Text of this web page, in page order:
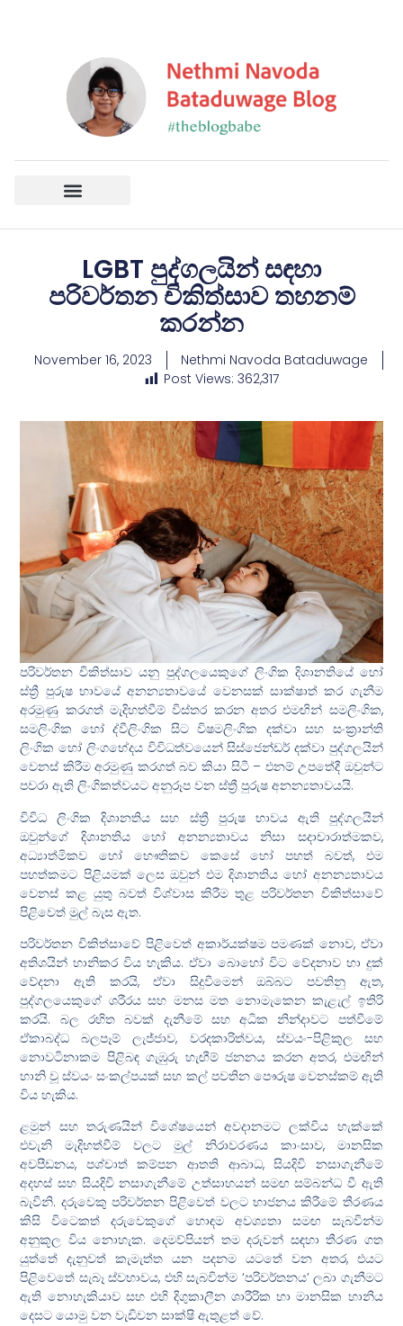
LGBT පුද්ගලයින් සඳහා
පරිවර්තන චිකිත්සාව තහනම්
කරන්න
November 16, 2023
Nethmi Navoda Bataduwage
Post Views: 362,317
පරිවර්තන චිකිත්සාව යනු පුද්ගලයෙකුගේ ලිංගික දිශානතියේ හෝ
ස්ත්‍රී පුරුෂ භාවයේ අනන්‍යතාවයේ වෙනසක් සාක්ෂාත් කර ගැනීම
අරමුණු කරගත් මැදිහත්වීම් විස්තර කරන අතර එමඟින් සමලිංගික,
සමලිංගික හෝ ද්වීලිංගික සිට විෂමලිංගික දක්වා සහ සංක්‍රාන්ති
ලිංගික හෝ ලිංගභේදය විවිධත්වයෙන් සිස්ජෙන්ඩර් දක්වා පුද්ගලයින්
වෙනස් කිරීම අරමුණු කරගත් බව කියා සිටී – එනම් උපතේදී ඔවුන්ට
පවරා ඇති ලිංගිකත්වයට අනුරූප වන ස්ත්‍රී පුරුෂ අනන්‍යතාවයයි.
විවිධ ලිංගික දිශානතිය සහ ස්ත්‍රී පුරුෂ භාවය ඇති පුද්ගලයින්
ඔවුන්ගේ දිශානතිය හෝ අනන්‍යතාවය නිසා සදාචාරාත්මකව,
අධ්‍යාත්මිකව හෝ භෞතිකව කෙසේ හෝ පහත් බවත්, එම
පහත්කමට පිළියමක් ලෙස ඔවුන් එම දිශානතිය හෝ අනන්‍යතාවය
වෙනස් කළ යුතු බවත් විශ්වාස කිරීම තුළ පරිවර්තන චිකිත්සාවේ
පිළිවෙත් මුල් බැස ඇත.
පරිවර්තන චිකිත්සාවේ පිළිවෙත් අකාර්යක්ෂම පමණක් නොව, ඒවා
අතිශයින් හානිකර විය හැකිය. ඒවා බොහෝ විට වේදනාව හා දුක්
වේදනා ඇති කරයි, ඒවා සිදුවීමෙන් ඔබ්බට පවතිනු ඇත,
පුද්ගලයෙකුගේ ශරීරය සහ මනස මත නොමැකෙන කැළැල් ඉතිරි
කරයි. බල රහිත බවක් දැනීමේ සහ අධික නින්දාවට පත්වීමේ
ඒකාබද්ධ බලපෑම් ලැජ්ජාව, වරදකාරිත්වය, ස්වයං-පිළිකුල සහ
නොවටිනාකම පිළිබඳ ගැඹුරු හැඟීම් ජනනය කරන අතර, එමඟින්
හානි වූ ස්වයං සංකල්පයක් සහ කල් පවතින පෞරුෂ වෙනස්කම් ඇති
විය හැකිය.
ළමුන් සහ තරුණයින් විශේෂයෙන් අවදානමට ලක්විය හැක්කේ
එවැනි මැදිහත්වීම් වලට මුල් නිරාවරණය කාංසාව, මානසික
අවපීඩනය, පශ්චාත් කම්පන ආතති ආබාධ, සියදිවි නසාගැනීමේ
අදහස් සහ සියදිවි නසාගැනීමේ උත්සාහයන් සමඟ සම්බන්ධ වී ඇති
බැවිනි. දරුවෙකු පරිවර්තන පිළිවෙත් වලට භාජනය කිරීමේ තීරණය
කිසි විටෙකත් දරුවෙකුගේ හොඳම අවශ්‍යතා සමඟ සැබවින්ම
අනුකූල විය නොහැක. දෙමව්පියන් තම දරුවන් සඳහා තීරණ ගත
යුත්තේ දැනුවත් කැමැත්ත යන පදනම යටතේ වන අතර, එයට
පිළිවෙතේ සැබෑ ස්වභාවය, එහි සැබවින්ම ‘පරිවර්තනය’ ලබා ගැනීමට
ඇති නොහැකියාව සහ එහි දිගුකාලීන ශාරීරික හා මානසික හානිය
දෙසට යොමු වන වැඩිවන සාක්ෂි ඇතුළත් වේ.